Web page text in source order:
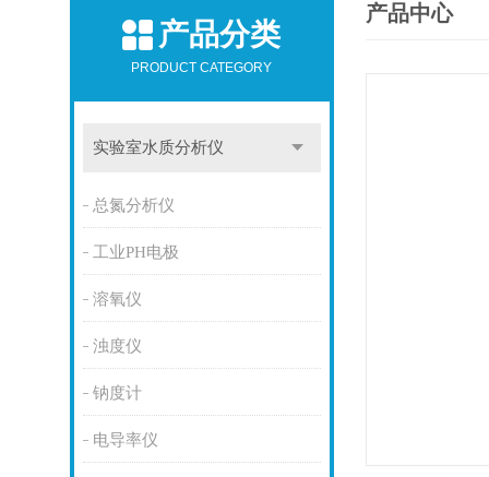
产品分类
PRODUCT CATEGORY
实验室水质分析仪
总氮分析仪
工业PH电极
溶氧仪
浊度仪
钠度计
电导率仪
产品中心